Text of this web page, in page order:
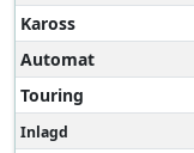
Kaross
Automat
Touring
Inlagd